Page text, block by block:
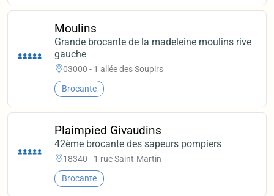
Moulins
Grande brocante de la madeleine moulins rive
gauche
03000 - 1 allée des Soupirs
Brocante
Plaimpied Givaudins
42ème brocante des sapeurs pompiers
18340 - 1 rue Saint-Martin
Brocante